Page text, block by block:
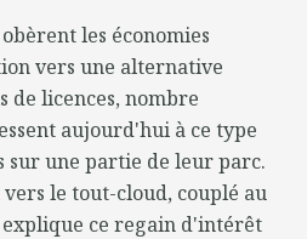
les économies
vers une alternative
de licences, nombre
aujourd'hui à ce type
sur une partie de leur parc.
le tout-cloud, couplé au
ce regain d'intérêt